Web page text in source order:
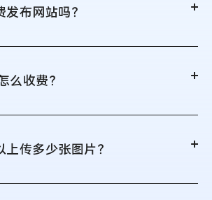
发布网站吗？
么收费？
上传多少张图片？